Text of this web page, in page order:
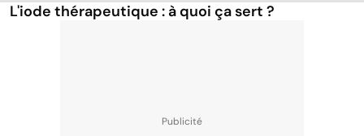
L'iode thérapeutique : à quoi ça sert ?